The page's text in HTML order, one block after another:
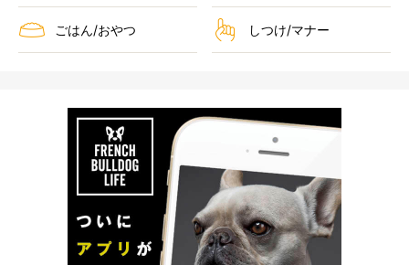
ごはん/おやつ しつけ/マナー